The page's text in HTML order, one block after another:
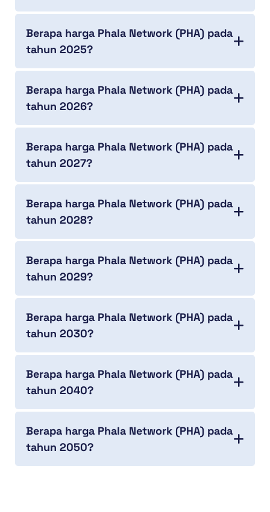
Berapa harga Phala Network (PHA) pada
tahun 2025?
Berapa harga Phala Network (PHA) pada
tahun 2026?
Berapa harga Phala Network (PHA) pada
tahun 2027?
Berapa harga Phala Network (PHA) pada
tahun 2028?
Berapa harga Phala Network (PHA) pada
tahun 2029?
Berapa harga Phala Network (PHA) pada
tahun 2030?
Berapa harga Phala Network (PHA) pada
tahun 2040?
Berapa harga Phala Network (PHA) pada
tahun 2050?